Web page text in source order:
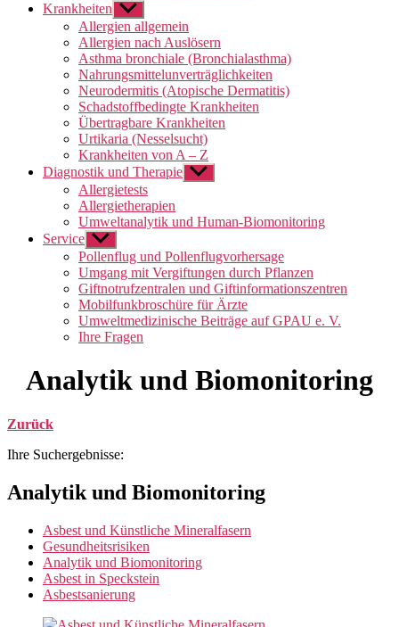
Krankheiten Untermenü
anzeigen
Allergien allgemein
Allergien nach Auslösern
Asthma bronchiale (Bronchialasthma)
Nahrungsmittelunverträglichkeiten
Neurodermitis (Atopische Dermatitis)
Schadstoffbedingte Krankheiten
Übertragbare Krankheiten
Urtikaria (Nesselsucht)
Krankheiten von A – Z
Diagnostik und Therapie Untermenü
anzeigen
Allergietests
Allergietherapien
Umweltanalytik und Human-Biomonitoring
Service Untermenü
anzeigen
Pollenflug und Pollenflugvorhersage
Umgang mit Vergiftungen durch Pflanzen
Giftnotrufzentralen und Giftinformationszentren
Mobilfunkbroschüre für Ärzte
Umweltmedizinische Beiträge auf GPAU e. V.
Ihre Fragen
Analytik und Biomonitoring
Zurück
Ihre Suchergebnisse:
Analytik und Biomonitoring
Asbest und Künstliche Mineralfasern
Gesundheitsrisiken
Analytik und Biomonitoring
Asbest in Speckstein
Asbestsanierung